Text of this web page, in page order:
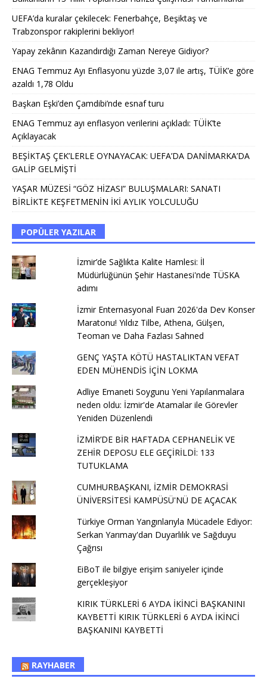
UEFA’da kuralar çekilecek: Fenerbahçe, Beşiktaş ve
Trabzonspor rakiplerini bekliyor!
Yapay zekânın Kazandırdığı Zaman Nereye Gidiyor?
ENAG Temmuz Ayı Enflasyonu yüzde 3,07 ile artış, TÜİK’e göre
azaldı 1,78 Oldu
Başkan Eşki’den Çamdibi’nde esnaf turu
ENAG Temmuz ayı enflasyon verilerini açıkladı: TÜİK’te
Açıklayacak
BEŞİKTAŞ ÇEK’LERLE OYNAYACAK: UEFA’DA DANİMARKA’DA
GALİP GELMİŞTİ
YAŞAR MÜZESİ “GÖZ HİZASI” BULUŞMALARI: SANATI
BİRLİKTE KEŞFETMENİN İKİ AYLIK YOLCULUĞU
POPÜLER YAZILAR
İzmir’de Sağlıkta Kalite Hamlesi: İl
Müdürlüğünün Şehir Hastanesi'nde TÜSKA
adımı
İzmir Enternasyonal Fuarı 2026'da Dev Konser
Maratonu! Yıldız Tilbe, Athena, Gülşen,
Teoman ve Daha Fazlası Sahned
GENÇ YAŞTA KÖTÜ HASTALIKTAN VEFAT
EDEN MÜHENDİS İÇİN LOKMA
Adliye Emaneti Soygunu Yeni Yapılanmalara
neden oldu: İzmir'de Atamalar ile Görevler
Yeniden Düzenlendi
İZMİR’DE BİR HAFTADA CEPHANELİK VE
ZEHİR DEPOSU ELE GEÇİRİLDİ: 133
TUTUKLAMA
CUMHURBAŞKANI, İZMİR DEMOKRASİ
ÜNİVERSİTESİ KAMPÜSÜ'NÜ DE AÇACAK
Türkiye Orman Yangınlarıyla Mücadele Ediyor:
Serkan Yarımay'dan Duyarlılık ve Sağduyu
Çağrısı
EiBoT ile bilgiye erişim saniyeler içinde
gerçekleşiyor
KIRIK TÜRKLERİ 6 AYDA İKİNCİ BAŞKANINI
KAYBETTİ KIRIK TÜRKLERİ 6 AYDA İKİNCİ
BAŞKANINI KAYBETTİ
RAYHABER